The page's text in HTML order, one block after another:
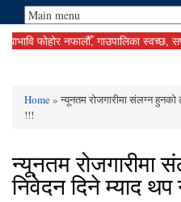
फोहोर नफालौँ, गाउपालिका स्वच्छ, सफा
You are here
Home» न्यूनतम रोजगारीमा संलग्न हुनको
!!!
न्यूनतम रोजगारीमा
निवेदन दिने म्याद